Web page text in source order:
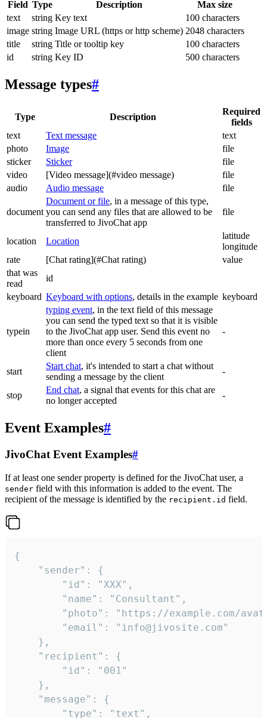
Field Type Description
Max size
text
string Key text
100 characters
image string Image URL (https or http scheme) 2048 characters
title
string Title or tooltip key
100 characters
id
string Key ID 500 characters
Message types#
Type Description
Required
fields
text
Text message
text
photo
Image
file
sticker
Sticker
file
video
[Video message](#video message)
file
audio
Audio message file
document
Document or file, in a message of this type,
you can send any files that are allowed to be
transferred to JivoChat app
file
location Location
latitude
longitude
rate
[Chat rating](#Chat rating)
value
that was
read
id
keyboard Keyboard with options, details in the example keyboard
typein
typing event, in the text field of this message
you can send the typed text so that it is visible
to the JivoChat app user. Send this event no
more than once every 5 seconds from one
client
-
start
Start chat, it's intended to start a chat without
sending a message by the client
-
stop
End chat, a signal that events for this chat are
no longer accepted
-
Event Examples#
JivoChat Event Examples#
If at least one sender property is defined for the JivoChat user, a
sender field with this information is added to the event. The
recipient of the message is identified by the recipient.id field.
{